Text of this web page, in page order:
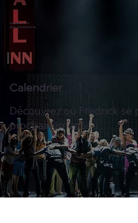
frédéric redd
artiste interprète.
Calendrier
Découvrez où Fredrick se
prochainement.